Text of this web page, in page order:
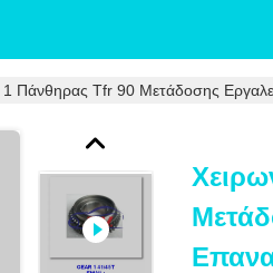
1 Πάνθηρας Tfr 90 Μετάδοσης